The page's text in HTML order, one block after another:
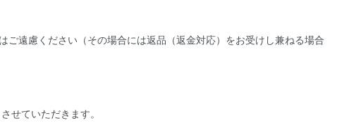
遠慮ください（その場合には返品（返金対応）をお受けし兼ねる場合
せていただきます。